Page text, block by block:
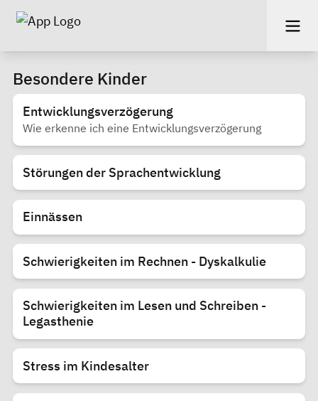
Besondere Kinder
Entwicklungsverzögerung
Wie erkenne ich eine Entwicklungsverzögerung
Störungen der Sprachentwicklung
Einnässen
Schwierigkeiten im Rechnen - Dyskalkulie
Schwierigkeiten im Lesen und Schreiben -
Legasthenie
Stress im Kindesalter